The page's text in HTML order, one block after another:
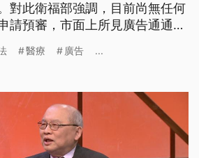
對此衛福部強調，目前尚無任何
請預審，市面上所見廣告通通違
局調查，若查證屬實，最重可罰
醫療 廣告 ...